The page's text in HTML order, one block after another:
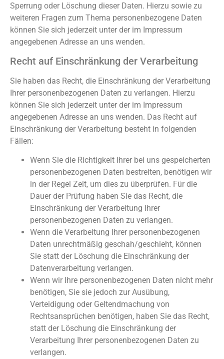
Sperrung oder Löschung dieser Daten. Hierzu sowie zu
weiteren Fragen zum Thema personenbezogene Daten
können Sie sich jederzeit unter der im Impressum
angegebenen Adresse an uns wenden.
Recht auf Einschränkung der Verarbeitung
Sie haben das Recht, die Einschränkung der Verarbeitung
Ihrer personenbezogenen Daten zu verlangen. Hierzu
können Sie sich jederzeit unter der im Impressum
angegebenen Adresse an uns wenden. Das Recht auf
Einschränkung der Verarbeitung besteht in folgenden
Fällen:
Wenn Sie die Richtigkeit Ihrer bei uns gespeicherten
personenbezogenen Daten bestreiten, benötigen wir
in der Regel Zeit, um dies zu überprüfen. Für die
Dauer der Prüfung haben Sie das Recht, die
Einschränkung der Verarbeitung Ihrer
personenbezogenen Daten zu verlangen.
Wenn die Verarbeitung Ihrer personenbezogenen
Daten unrechtmäßig geschah/geschieht, können
Sie statt der Löschung die Einschränkung der
Datenverarbeitung verlangen.
Wenn wir Ihre personenbezogenen Daten nicht mehr
benötigen, Sie sie jedoch zur Ausübung,
Verteidigung oder Geltendmachung von
Rechtsansprüchen benötigen, haben Sie das Recht,
statt der Löschung die Einschränkung der
Verarbeitung Ihrer personenbezogenen Daten zu
verlangen.